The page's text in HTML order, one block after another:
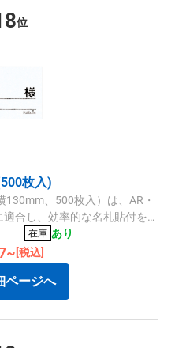
位
枚入)
、500枚入）は、AR・
適合し、効率的な名札貼付をサ
在庫 あり
[税込]
ページへ